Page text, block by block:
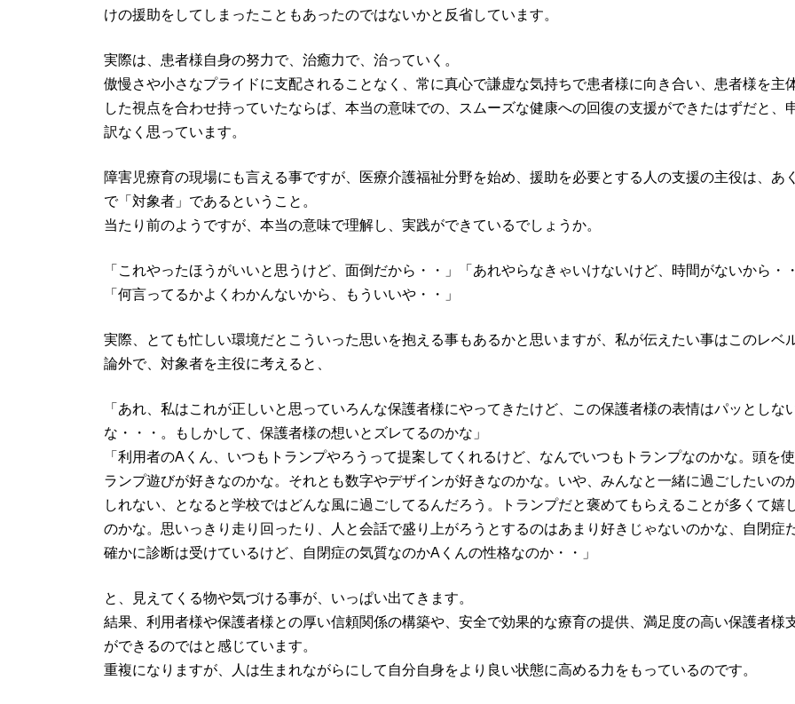
けの援助をしてしまったこともあったのではないかと反省しています。
実際は、患者様自身の努力で、治癒力で、治っていく。
傲慢さや小さなプライドに支配されることなく、常に真心で謙虚な気持ちで患者様に向き合い、患者様を主
した視点を合わせ持っていたならば、本当の意味での、スムーズな健康への回復の支援ができたはずだと、
訳なく思っています。
障害児療育の現場にも言える事ですが、医療介護福祉分野を始め、援助を必要とする人の支援の主役は、あ
で「対象者」であるということ。
当たり前のようですが、本当の意味で理解し、実践ができているでしょうか。
「これやったほうがいいと思うけど、面倒だから・・」「あれやらなきゃいけないけど、時間がないから・・
「何言ってるかよくわかんないから、もういいや・・」
実際、とても忙しい環境だとこういった思いを抱える事もあるかと思いますが、私が伝えたい事はこのレベ
論外で、対象者を主役に考えると、
「あれ、私はこれが正しいと思っていろんな保護者様にやってきたけど、この保護者様の表情はパッとしな
な・・・。もしかして、保護者様の想いとズレてるのかな」
「利用者のAくん、いつもトランプやろうって提案してくれるけど、なんでいつもトランプなのかな。頭を使
ランプ遊びが好きなのかな。それとも数字やデザインが好きなのかな。いや、みんなと一緒に過ごしたいの
しれない、となると学校ではどんな風に過ごしてるんだろう。トランプだと褒めてもらえることが多くて嬉
のかな。思いっきり走り回ったり、人と会話で盛り上がろうとするのはあまり好きじゃないのかな、自閉症
確かに診断は受けているけど、自閉症の気質なのかAくんの性格なのか・・」
と、見えてくる物や気づける事が、いっぱい出てきます。
結果、利用者様や保護者様との厚い信頼関係の構築や、安全で効果的な療育の提供、満足度の高い保護者様
ができるのではと感じています。
重複になりますが、人は生まれながらにして自分自身をより良い状態に高める力をもっているのです。